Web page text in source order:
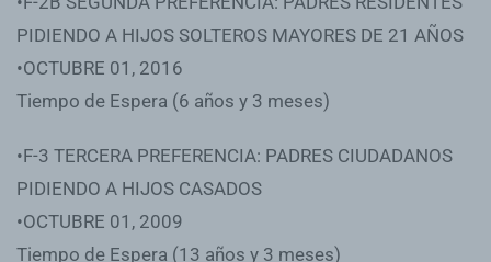
PIDIENDO A HIJOS SOLTEROS MAYORES DE 21 AÑOS
•OCTUBRE 01, 2016
Tiempo de Espera (6 años y 3 meses)
•F-3 TERCERA PREFERENCIA: PADRES CIUDADANOS
PIDIENDO A HIJOS CASADOS
•OCTUBRE 01, 2009
Tiempo de Espera (13 años y 3 meses)